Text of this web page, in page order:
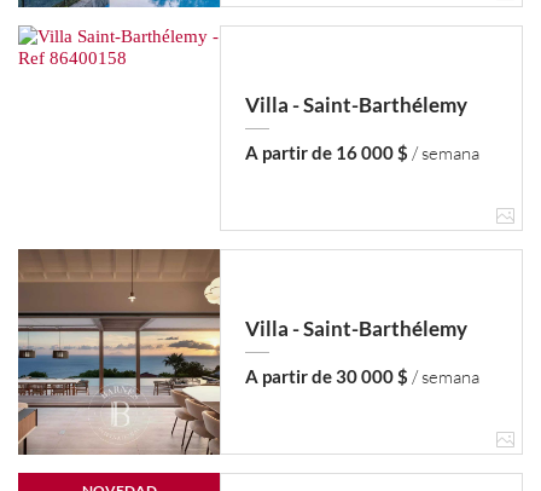
Villa - Saint-Barthélemy
A partir de 16 000 $ / semana
Villa - Saint-Barthélemy
A partir de 30 000 $ / semana